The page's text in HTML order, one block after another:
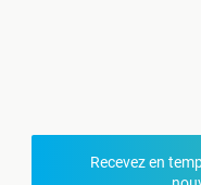
Recevez en